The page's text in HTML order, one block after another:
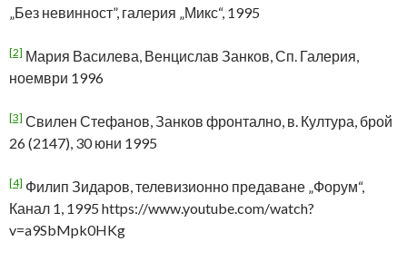
„Без невинност”, галерия „Микс“, 1995
[2] Мария Василева, Венцислав Занков, Сп. Галерия,
ноември 1996
[3] Свилен Стефанов, Занков фронтално, в. Култура, брой
26 (2147), 30 юни 1995
[4] Филип Зидаров, телевизионно предаване „Форум“,
Канал 1, 1995 https://www.youtube.com/watch?
v=a9SbMpk0HKg